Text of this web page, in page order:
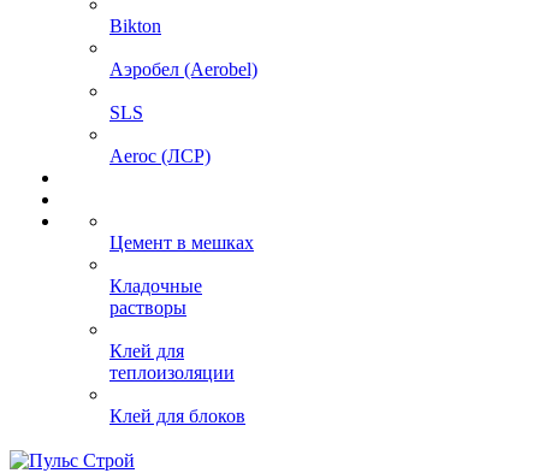
Bikton
Аэробел (Aerobel)
SLS
Aeroc (ЛСР)
Цемент в мешках
Кладочные
растворы
Клей для
теплоизоляции
Клей для блоков